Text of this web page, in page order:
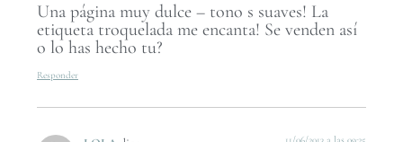
Una página muy dulce – tono s suaves! La
etiqueta troquelada me encanta! Se venden así
o lo has hecho tu?
Responder
11/06/2013 a las 09:25